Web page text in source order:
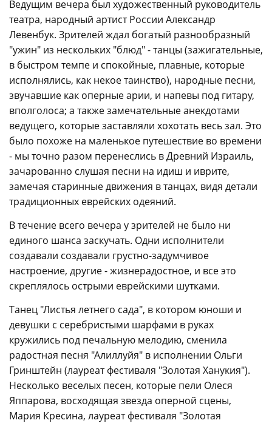
Ведущим вечера был художественный руководитель
театра, народный артист России Александр
Левенбук. Зрителей ждал богатый разнообразный
"ужин" из нескольких "блюд" - танцы (зажигательные,
в быстром темпе и спокойные, плавные, которые
исполнялись, как некое таинство), народные песни,
звучавшие как оперные арии, и напевы под гитару,
вполголоса; а также замечательные анекдотами
ведущего, которые заставляли хохотать весь зал. Это
было похоже на маленькое путешествие во времени
- мы точно разом перенеслись в Древний Израиль,
зачарованно слушая песни на идиш и иврите,
замечая старинные движения в танцах, видя детали
традиционных еврейских одеяний.
В течение всего вечера у зрителей не было ни
единого шанса заскучать. Одни исполнители
создавали создавали грустно-задумчивое
настроение, другие - жизнерадостное, и все это
скреплялось острыми еврейскими шутками.
Танец "Листья летнего сада", в котором юноши и
девушки с серебристыми шарфами в руках
кружились под печальную мелодию, сменила
радостная песня "Алиллуйя" в исполнении Ольги
Гринштейн (лауреат фестиваля "Золотая Ханукия").
Несколько веселых песен, которые пели Олеся
Яппарова, восходящая звезда оперной сцены,
Мария Кресина, лауреат фестиваля "Золотая